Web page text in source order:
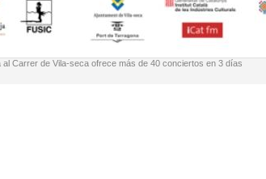
al Carrer de Vila-seca ofrece más de 40 conciertos en 3 días